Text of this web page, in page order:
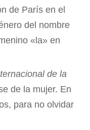
de París en el
del nombre
«la» en
de la
de la mujer. En
para no olvidar